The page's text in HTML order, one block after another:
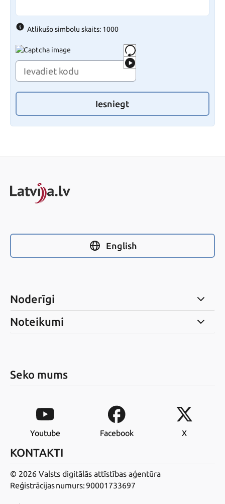
Atlikušo simbolu skaits: 1000
Iesniegt
English
Noderīgi
Noteikumi
Seko mums
Youtube Facebook X
KONTAKTI
© 2026 Valsts digitālās attīstības aģentūra
Reģistrācijas numurs: 90001733697